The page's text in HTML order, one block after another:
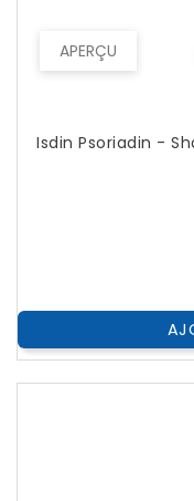
APERÇU
Isdin Psoriadin -